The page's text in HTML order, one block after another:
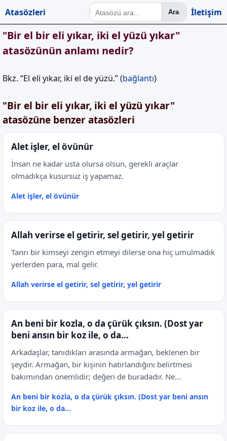
Atasözleri Ara İletişim
"Bir el bir eli yıkar, iki el yüzü yıkar"
atasözünün anlamı nedir?
Bkz. “El eli yıkar, iki el de yüzü.” (bağlantı)
"Bir el bir eli yıkar, iki el yüzü yıkar"
atasözüne benzer atasözleri
Alet işler, el övünür
İnsan ne kadar usta olursa olsun, gerekli araçlar
olmadıkça kusursuz iş yapamaz.
Alet işler, el övünür
Allah verirse el getirir, sel getirir, yel getirir
Tanrı bir kimseyi zengin etmeyi dilerse ona hiç umulmadık
yerlerden para, mal gelir.
Allah verirse el getirir, sel getirir, yel getirir
An beni bir kozla, o da çürük çıksın. (Dost yar
beni ansın bir koz ile, o da...
Arkadaşlar, tanıdıkları arasında armağan, beklenen bir
şeydir. Armağan, bir kişinin hatırlandığını belirtmesi
bakımından önemlidir; değeri de buradadır. Ne...
An beni bir kozla, o da çürük çıksın. (Dost yar beni ansın
bir koz ile, o da...